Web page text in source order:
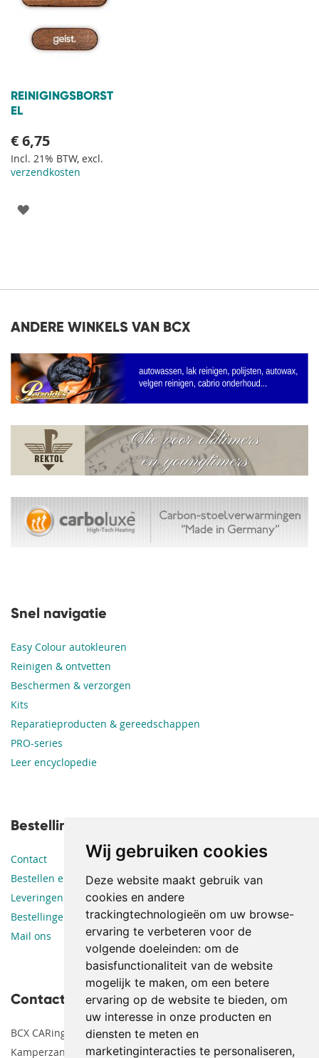
Wij gebruiken cookies
Deze website maakt gebruik van
cookies en andere
trackingtechnologieën om uw browse-
ervaring te verbeteren voor de
volgende doeleinden: om de
basisfunctionaliteit van de website
mogelijk te maken, om een betere
ervaring op de website te bieden, om
uw interesse in onze producten en
diensten te meten en
marketinginteracties te personaliseren,
VERLANGLIJST
REINIGINGSBORST
EL
€ 6,75
Incl. 21% BTW, excl.
verzendkosten
VOEG
ANDERE WINKELS VAN BCX
Snel navigatie
Easy Colour autokleuren
Reinigen & ontvetten
Beschermen & verzorgen
Kits
Reparatieproducten & gereedschappen
PRO-series
Leer encyclopedie
Bestellingen en leveringen
Contact
Bestellen en betalen
Leveringen
Bestellingen en retouren
Mail ons
Contact
BCX CARing Supplies
Kamperzandweg 9